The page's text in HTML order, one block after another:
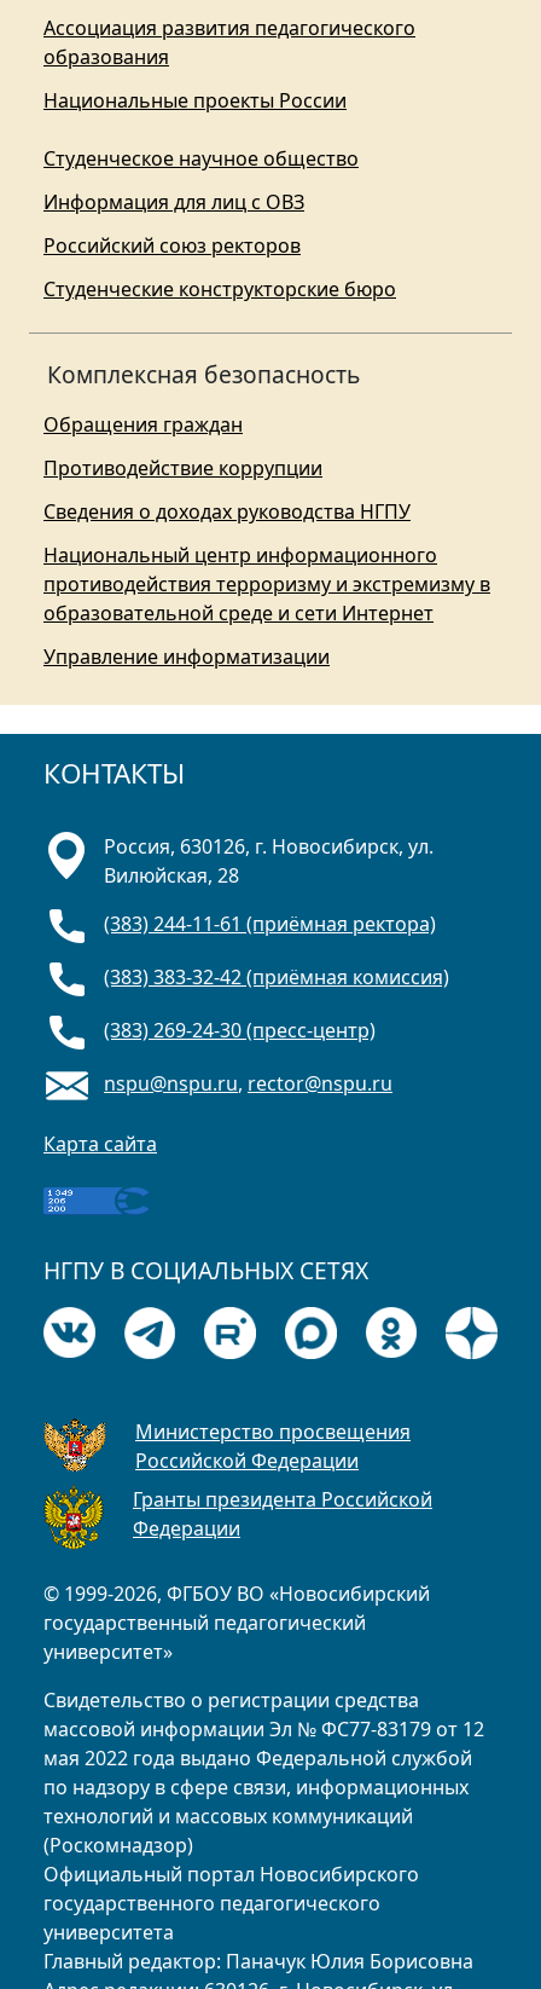
Ассоциация развития педагогического
образования
Национальные проекты России
Студенческое научное общество
Информация для лиц с ОВЗ
Российский союз ректоров
Студенческие конструкторские бюро
Комплексная безопасность
Обращения граждан
Противодействие коррупции
Сведения о доходах руководства НГПУ
Национальный центр информационного
противодействия терроризму и экстремизму в
образовательной среде и сети Интернет
Управление информатизации
КОНТАКТЫ
© 1999-2026, ФГБОУ ВО «Новосибирский
государственный педагогический
университет»
Свидетельство о регистрации средства
массовой информации Эл № ФС77-83179 от 12
мая 2022 года выдано Федеральной службой
по надзору в сфере связи, информационных
технологий и массовых коммуникаций
(Роскомнадзор)
Официальный портал Новосибирского
государственного педагогического
университета
Главный редактор: Паначук Юлия Борисовна
Россия, 630126, г. Новосибирск, ул.
Вилюйская, 28
(383) 244-11-61 (приёмная ректора)
(383) 383-32-42 (приёмная комиссия)
(383) 269-24-30 (пресс-центр)
nspu@nspu.ru, rector@nspu.ru
Карта сайта
НГПУ В СОЦИАЛЬНЫХ СЕТЯХ
Министерство просвещения
Российской Федерации
Гранты президента Российской
Федерации